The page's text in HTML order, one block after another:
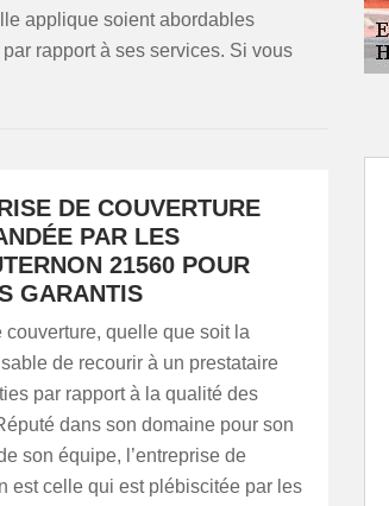
applique soient abordables
rapport à ses services. Si vous
DE COUVERTURE
PAR LES
21560 POUR
GARANTIS
quelle que soit la
de recourir à un prestataire
par rapport à la qualité des
dans son domaine pour son
son équipe, l’entreprise de
est celle qui est plébiscitée par les